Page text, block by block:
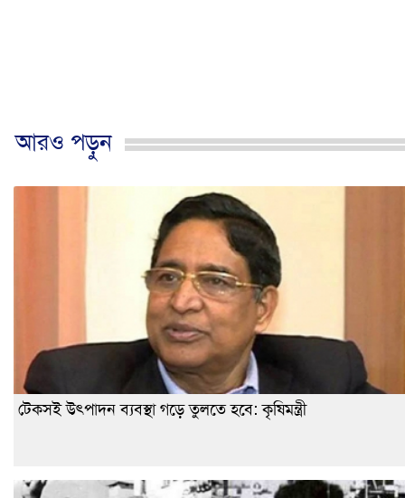
আরও পড়ুন
টেকসই উৎপাদন ব্যবস্থা গড়ে তুলতে হবে: কৃষিমন্ত্রী